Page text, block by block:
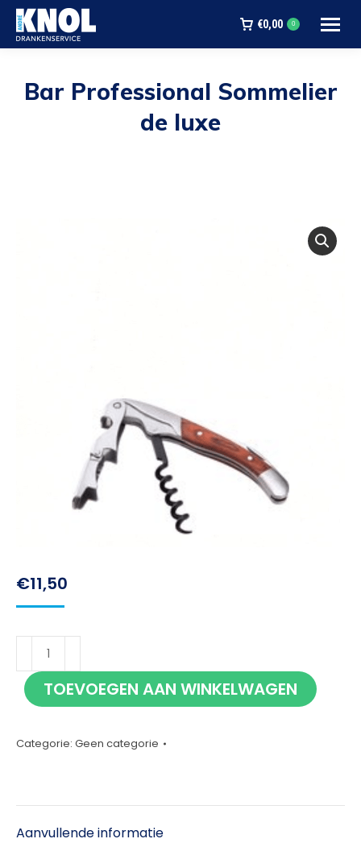
€0,00 0
Bar Professional Sommelier
de luxe
€11,50
Professional
Sommelier
luxe
TOEVOEGEN AAN WINKELWAGEN
Categorie: Geen categorie
Aanvullende informatie